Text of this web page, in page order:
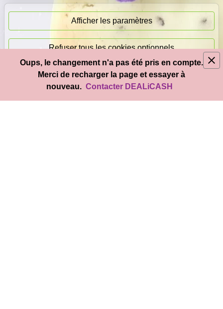
Afficher les paramètres
Refuser tous les cookies optionnels
Accepter tous les cookies
immédiat
© 2026 DEALiCASH- Tous droits réservés
Oups, le changement n'a pas été pris en compte.
Merci de recharger la page et essayer à
nouveau. Contacter DEALiCASH